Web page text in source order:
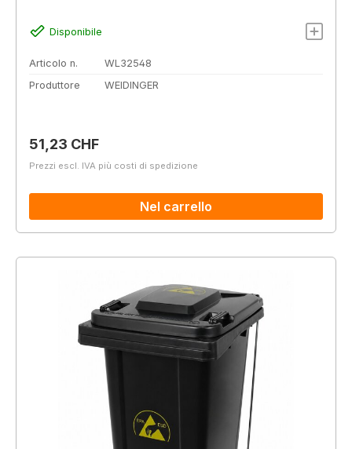
Disponibile
Articolo n.
WL32548
Produttore
WEIDINGER
Prezzo normale:
51,23 CHF
Prezzi escl. IVA più costi di spedizione
Nel carrello